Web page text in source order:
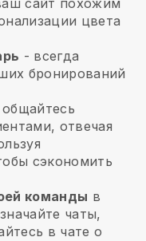
сайт похожим
цвета
- всегда
бронирований
отвечая
сэкономить
команды в
чаты,
в чате о